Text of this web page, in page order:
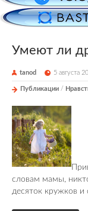
Умеют ли
tanod 5 августа
Публикации /
словам мамы,
десяток кружков